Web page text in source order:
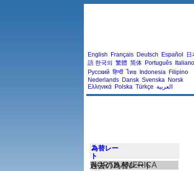
English Français Deutsch Español
日
語 한국의 繁體 简体 Português Italiano
Русский हिन्दी ไทย Indonesia Filipino
Nederlands Dansk Svenska Norsk
Ελληνικά Polska Türkçe العربية
為替レー
ト
NORTH AMERICA
過去の為替レート